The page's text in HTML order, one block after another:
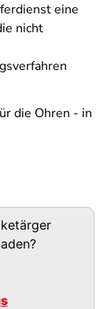
eine
nicht
die Ohren - in